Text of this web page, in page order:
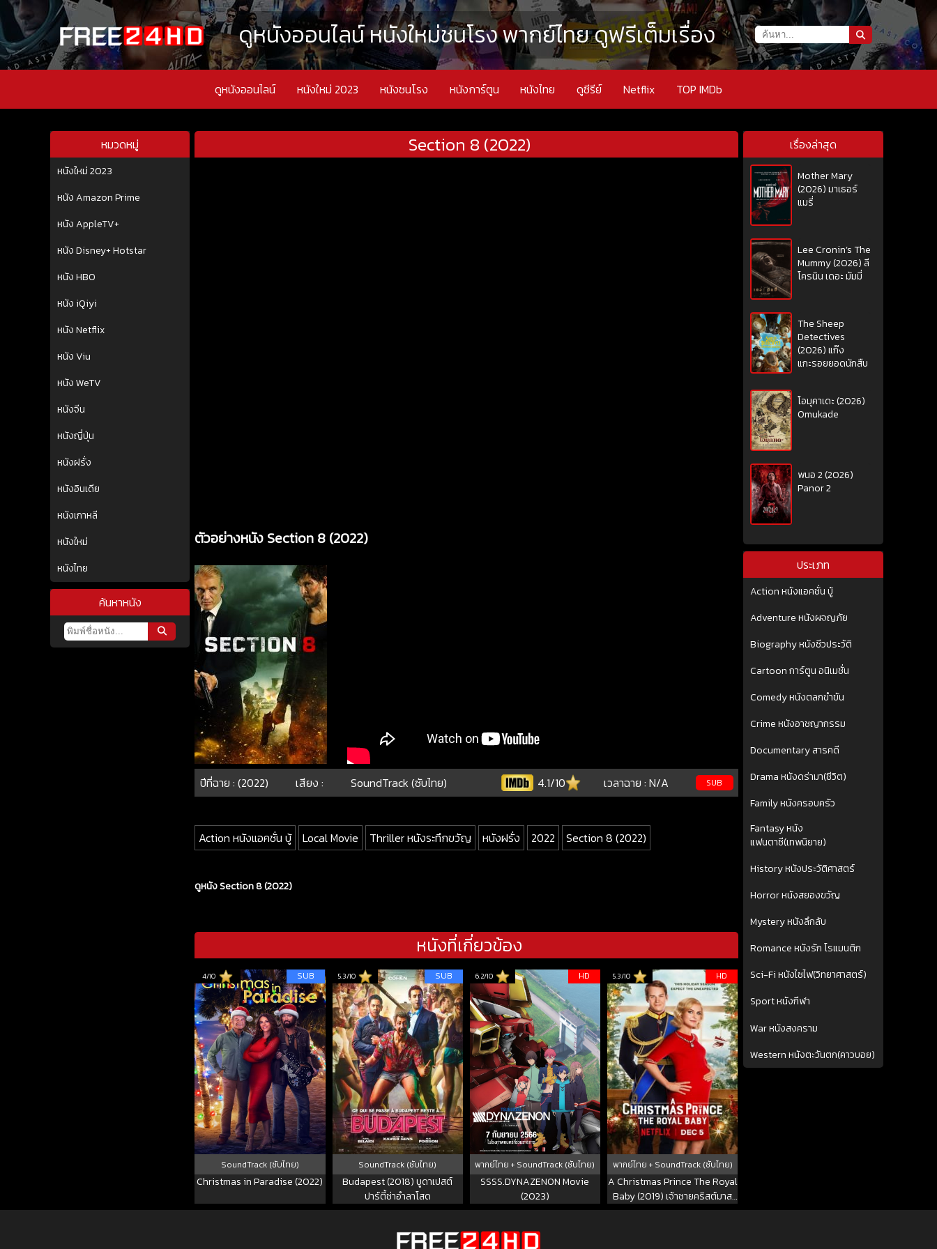
ดูหนังออนไลน์ หนังใหม่ชนโรง พากย์ไทย ดูฟรีเต็มเรื่อง
ดูหนังออนไลน์ หนังใหม่ 2023 หนังชนโรง หนังการ์ตูน หนังไทย ดูซีรีย์ Netflix TOP IMDb
หมวดหมู่
หนังใหม่ 2023
หนัง Amazon Prime
หนัง AppleTV+
หนัง Disney+ Hotstar
หนัง HBO
หนัง iQiyi
หนัง Netflix
หนัง Viu
หนัง WeTV
หนังจีน
หนังญี่ปุ่น
หนังฝรั่ง
หนังอินเดีย
หนังเกาหลี
หนังใหม่
หนังไทย
ค้นหาหนัง
Section 8 (2022)
ตัวอย่างหนัง Section 8 (2022)
ปีที่ฉาย : (2022) เสียง : SoundTrack (ซับไทย) 4.1/10 เวลาฉาย :N/A SUB
Action หนังแอคชั่น บู้ Local Movie Thriller หนังระทึกขวัญ หนังฝรั่ง 2022 Section 8 (2022)
ดูหนัง Section 8 (2022)
หนังที่เกี่ยวข้อง
4/10 SUB
SoundTrack (ซับไทย)
Christmas in Paradise (2022)
5.3/10 SUB
SoundTrack (ซับไทย)
Budapest (2018) บูดาเปสต์
ปาร์ตี้ซ่าอำลาโสด
6.2/10 HD
พากย์ไทย + SoundTrack (ซับไทย)
SSSS.DYNAZENON Movie
(2023)
5.3/10 HD
พากย์ไทย + SoundTrack (ซับไทย)
A Christmas Prince The Royal
Baby (2019) เจ้าชายคริสต์มาส
รัชทายาทน้อย
เรื่องล่าสุด
Mother Mary
(2026) มาเธอร์
แมรี่
Lee Cronin’s The
Mummy (2026) ลี
โครนิน เดอะ มัมมี่
The Sheep
Detectives
(2026) แก๊ง
แกะรอยยอดนักสืบ
โอมุคาเดะ (2026)
Omukade
พนอ 2 (2026)
Panor 2
ประเภท
Action หนังแอคชั่น บู้
Adventure หนังผจญภัย
Biography หนังชีวประวัติ
Cartoon การ์ตูน อนิเมชั่น
Comedy หนังตลกขำขัน
Crime หนังอาชญากรรม
Documentary สารคดี
Drama หนังดร่ามา(ชีวิต)
Family หนังครอบครัว
Fantasy หนัง
แฟนตาซี(เทพนิยาย)
History หนังประวัติศาสตร์
Horror หนังสยองขวัญ
Mystery หนังลึกลับ
Romance หนังรัก โรแมนติก
Sci-Fi หนังไซไฟ(วิทยาศาสตร์)
Sport หนังกีฬา
War หนังสงคราม
Western หนังตะวันตก(คาวบอย)